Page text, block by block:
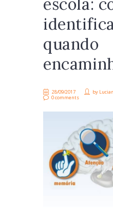
quando
28/09/2017 by
0 comments